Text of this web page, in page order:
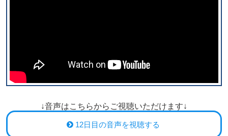
↓音声はこちらからご視聴いただけます↓
12日目の音声を視聴する